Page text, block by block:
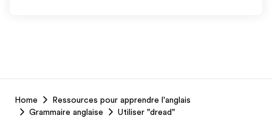
Footer
Home
Ressources pour apprendre l'anglais
Grammaire anglaise
Utiliser "dread"